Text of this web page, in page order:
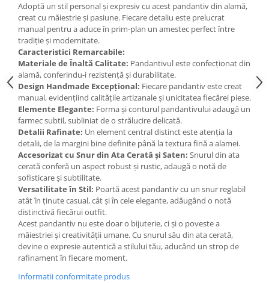
Adoptă un stil personal și expresiv cu acest pandantiv din alamă,
creat cu măiestrie și pasiune. Fiecare detaliu este prelucrat
manual pentru a aduce în prim-plan un amestec perfect între
tradiție și modernitate.
Caracteristici Remarcabile:
Materiale de Înaltă Calitate: Pandantivul este confecționat din
alamă, conferindu-i rezistență și durabilitate.
Design Handmade Excepțional: Fiecare pandantiv este creat
manual, evidențiind calitățile artizanale și unicitatea fiecărei piese.
Elemente Elegante: Forma și conturul pandantivului adaugă un
farmec subtil, subliniat de o strălucire delicată.
Detalii Rafinate: Un element central distinct este atenția la
detalii, de la margini bine definite până la textura fină a alamei.
Accesorizat cu Snur din Ata Cerată și Saten: Snurul din ata
cerată conferă un aspect robust și rustic, adaugă o notă de
sofisticare și subtilitate.
Versatilitate în Stil: Poartă acest pandantiv cu un snur reglabil
atât în ținute casual, cât și în cele elegante, adăugând o notă
distinctivă fiecărui outfit.
Acest pandantiv nu este doar o bijuterie, ci și o poveste a
măiestriei și creativității umane. Cu snurul său din ata cerată,
devine o expresie autentică a stilului tău, aducând un strop de
rafinament în fiecare moment.
Informatii conformitate produs